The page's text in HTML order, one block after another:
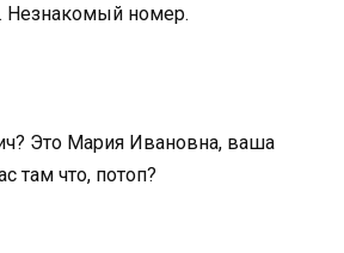
Незнакомый номер.
Это Мария Ивановна, ваша
там что, потоп?